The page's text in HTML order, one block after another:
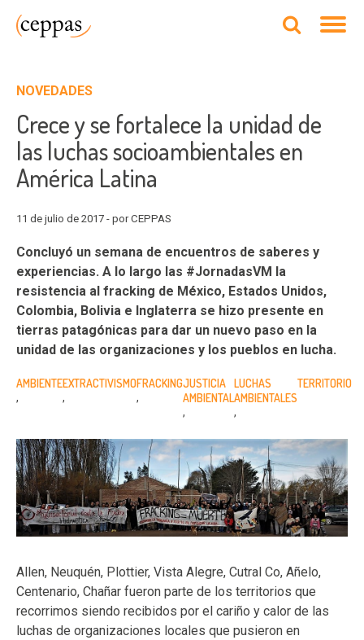
NOVEDADES
Crece y se fortalece la unidad de
las luchas socioambientales en
América Latina
11 de julio de 2017 - por CEPPAS
Concluyó un semana de encuentros de saberes y
experiencias. A lo largo las #JornadasVM la
resistencia al fracking de México, Estados Unidos,
Colombia, Bolivia e Inglaterra se hizo presente en
tierras patagónicas para dar un nuevo paso en la
unidad de las organizaciones y los pueblos en lucha.
AMBIENTEEXTRACTIVISMOFRACKINGJUSTICIA
AMBIENTAL
LUCHAS
AMBIENTALES
TERRITORIO
Allen, Neuquén, Plottier, Vista Alegre, Cutral Co, Añelo,
Centenario, Chañar fueron parte de los territorios que
recorrimos siendo recibidos por el cariño y calor de las
luchas de organizaciones locales que pusieron en